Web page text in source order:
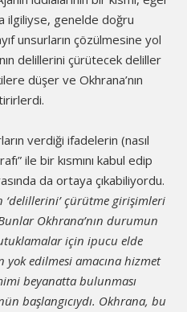
ilgiliyse, genelde doğru
unsurların çözülmesine yol
delillerini çürütecek deliller
düşer ve Okhrana’nın
verdiği ifadelerin (nasıl
ile bir kısmını kabul edip
da ortaya çıkabiliyordu.
‘delillerini’ çürütme girişimleri
Okhrana’nın durumun
için ipucu elde
edilmesi amacına hizmet
beyanatta bulunması
başlangıcıydı. Okhrana, bu